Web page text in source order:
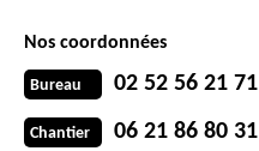
Nos coordonnées
Bureau 02 52 56 21 71
Chantier 06 21 86 80 31